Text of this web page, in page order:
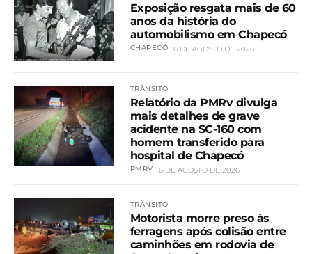
Exposição resgata mais de 60
anos da história do
automobilismo em Chapecó
CHAPECÓ 6 DE AGOSTO DE 2026
TRÂNSITO
Relatório da PMRv divulga
mais detalhes de grave
acidente na SC-160 com
homem transferido para
hospital de Chapecó
PMRV 6 DE AGOSTO DE 2026
TRÂNSITO
Motorista morre preso às
ferragens após colisão entre
caminhões em rodovia de